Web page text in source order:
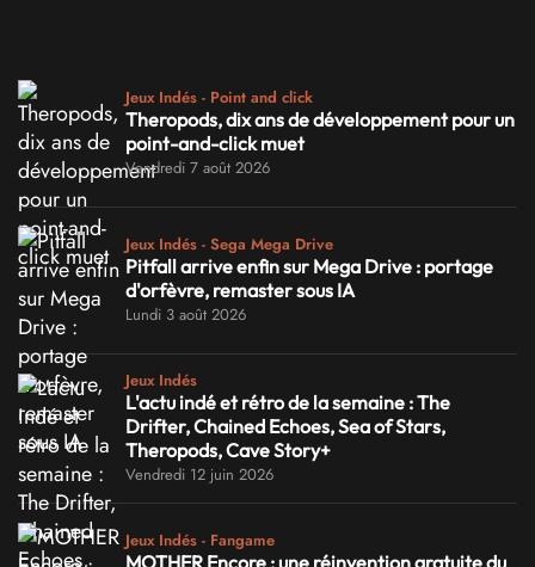
Jeux Indés - Point and click
Theropods, dix ans de développement pour un
point-and-click muet
Vendredi 7 août 2026
Jeux Indés - Sega Mega Drive
Pitfall arrive enfin sur Mega Drive : portage
d'orfèvre, remaster sous IA
Lundi 3 août 2026
Jeux Indés
L'actu indé et rétro de la semaine : The
Drifter, Chained Echoes, Sea of Stars,
Theropods, Cave Story+
Vendredi 12 juin 2026
Jeux Indés - Fangame
MOTHER Encore : une réinvention gratuite du